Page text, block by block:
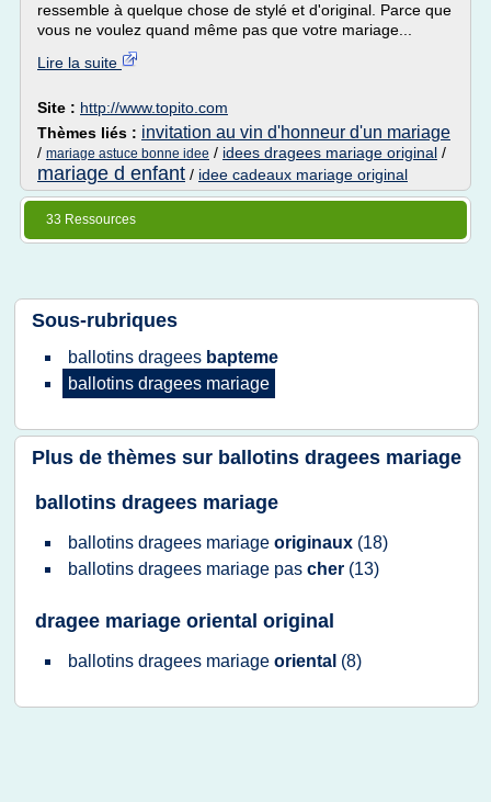
ressemble à quelque chose de stylé et d'original. Parce que
vous ne voulez quand même pas que votre mariage...
Lire la suite
Site : http://www.topito.com
Thèmes liés : invitation au vin d'honneur d'un mariage
/ mariage astuce bonne idee / idees dragees mariage original /
mariage d enfant / idee cadeaux mariage original
33 Ressources
Sous-rubriques
ballotins dragees bapteme
ballotins dragees mariage
Plus de thèmes sur ballotins dragees mariage
ballotins dragees mariage
ballotins dragees mariage originaux (18)
ballotins dragees mariage pas cher (13)
dragee mariage oriental original
ballotins dragees mariage oriental (8)